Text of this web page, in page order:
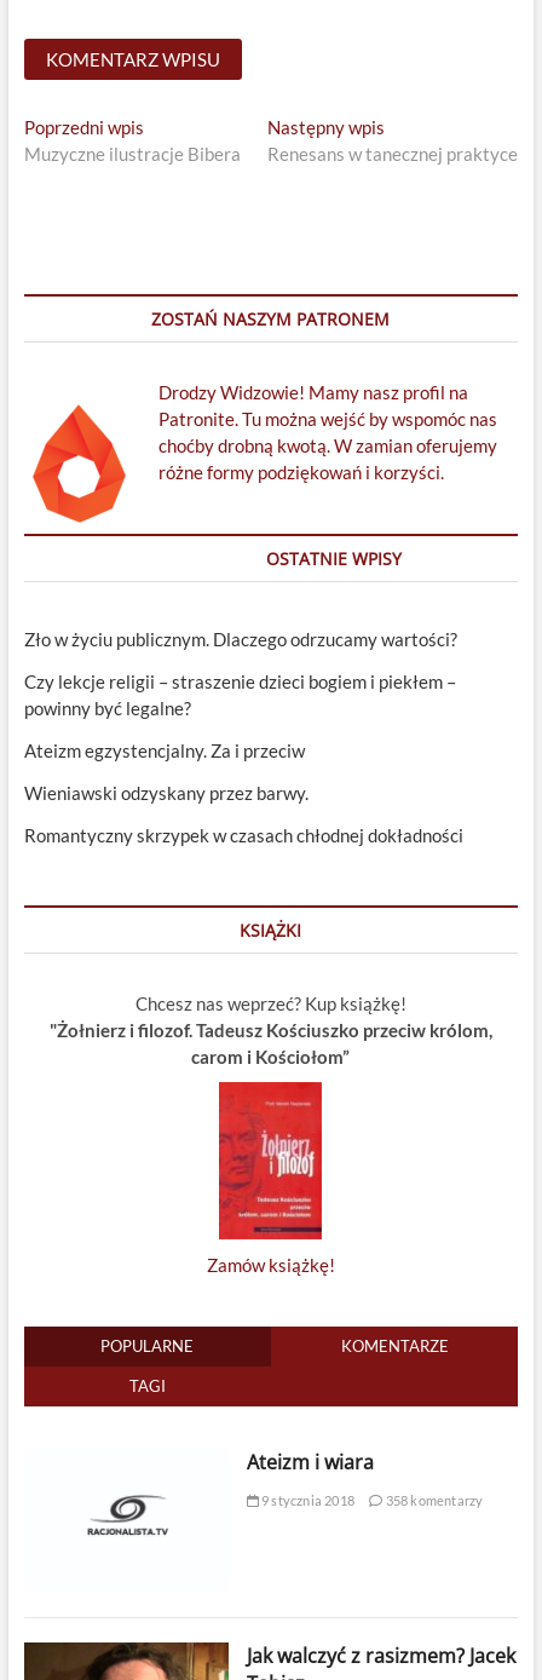
Nawigacja
wpisu
Poprzedni wpisPrevious
post:
Muzyczne ilustracje Bibera
Następny wpis
post:
Renesans w tanecznej praktyce
ZOSTAŃ NASZYM PATRONEM
Drodzy Widzowie! Mamy nasz profil na
Patronite. Tu można wejść by wspomóc nas
choćby drobną kwotą. W zamian oferujemy
różne formy podziękowań i korzyści.
OSTATNIE WPISY
Zło w życiu publicznym. Dlaczego odrzucamy wartości?
Czy lekcje religii – straszenie dzieci bogiem i piekłem –
powinny być legalne?
Ateizm egzystencjalny. Za i przeciw
Wieniawski odzyskany przez barwy.
Romantyczny skrzypek w czasach chłodnej dokładności
KSIĄŻKI
Chcesz nas weprzeć? Kup książkę!
"Żołnierz i filozof. Tadeusz Kościuszko przeciw królom,
carom i Kościołom”
Zamów książkę!
POPULARNE KOMENTARZE
TAGI
Ateizm i wiara
9 stycznia 2018 358 komentarzy
Jak walczyć z rasizmem? Jacek